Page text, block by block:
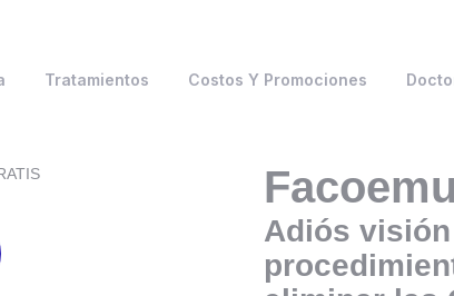
Tratamientos Costos Y Promociones
Adiós